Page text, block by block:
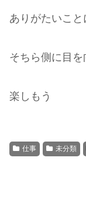
ありがたいこと
そちら側に目を
楽しもう
仕事 未分類